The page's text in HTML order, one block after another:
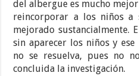
del albergue es mucho
reincorporar a los niños a
mejorado sustancialmente.
sin aparecer los niños y
no se resuelva, pues no
concluida la investigación.